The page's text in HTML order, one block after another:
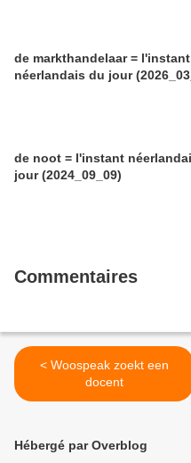
de markthandelaar = l'instant
néerlandais du jour
de noot = l'instant
jour (2024_09_09)
Commentaires
< Woospeak zoekt een
docent
Hébergé par Overblog